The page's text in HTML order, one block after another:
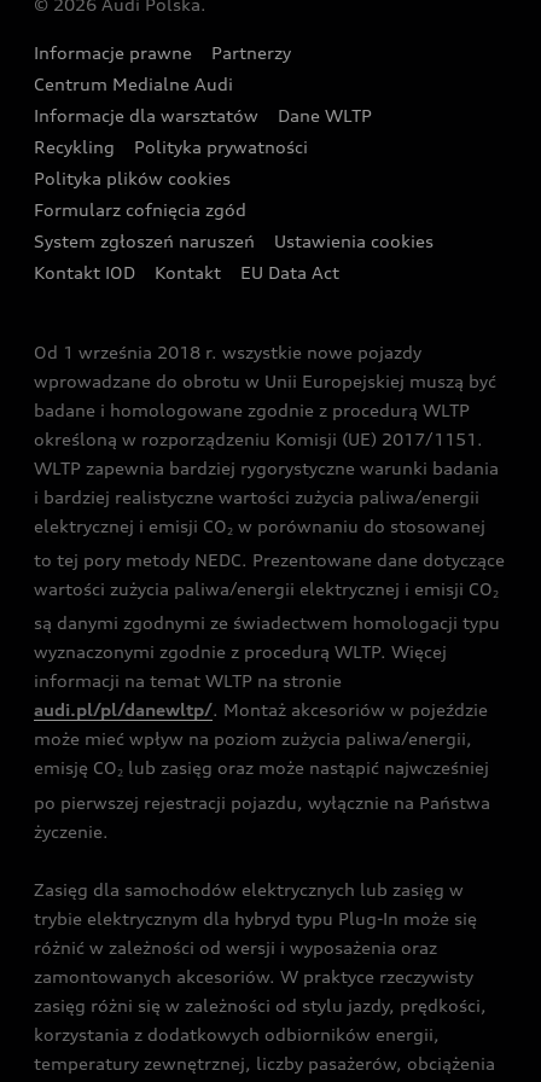
Wyszukaj najbliższego Partnera Audi
Oferta dla przedsiębiorców
Oferta dla klientów prywatnych
Kalkulator rat
Ubezpieczenie
Audi exclusive
Zasięg
Gwarancja
Akcje serwisowe Audi
Katalog online akcesoriów
Audi i Muzeum Sztuki Nowoczesnej w Warszawie
Audi driving experience
Audi quattro Cup
Audi i Puchar Świata w Skokach Narciarskich w
Zakopanem
© 2026 Audi Polska.
Informacje prawne
Partnerzy
Centrum Medialne Audi
Informacje dla warsztatów
Dane WLTP
Recykling
Polityka prywatności
Polityka plików cookies
Formularz cofnięcia zgód
System zgłoszeń naruszeń
Ustawienia cookies
Kontakt IOD
Kontakt EU Data Act
Od 1 września 2018 r. wszystkie nowe pojazdy
wprowadzane do obrotu w Unii Europejskiej muszą być
badane i homologowane zgodnie z procedurą WLTP
określoną w rozporządzeniu Komisji (UE) 2017/1151.
WLTP zapewnia bardziej rygorystyczne warunki badania
i bardziej realistyczne wartości zużycia paliwa/energii
elektrycznej i emisji CO2 w porównaniu do stosowanej
to tej pory metody NEDC. Prezentowane dane dotyczące
wartości zużycia paliwa/energii elektrycznej i emisji CO2
są danymi zgodnymi ze świadectwem homologacji typu
wyznaczonymi zgodnie z procedurą WLTP. Więcej
informacji na temat WLTP na stronie
audi.pl/pl/danewltp/. Montaż akcesoriów w pojeździe
może mieć wpływ na poziom zużycia paliwa/energii,
emisję CO2 lub zasięg oraz może nastąpić najwcześniej
po pierwszej rejestracji pojazdu, wyłącznie na Państwa
życzenie.
Zasięg dla samochodów elektrycznych lub zasięg w
trybie elektrycznym dla hybryd typu Plug-In może się
różnić w zależności od wersji i wyposażenia oraz
zamontowanych akcesoriów. W praktyce rzeczywisty
zasięg różni się w zależności od stylu jazdy, prędkości,
korzystania z dodatkowych odbiorników energii,
temperatury zewnętrznej, liczby pasażerów, obciążenia